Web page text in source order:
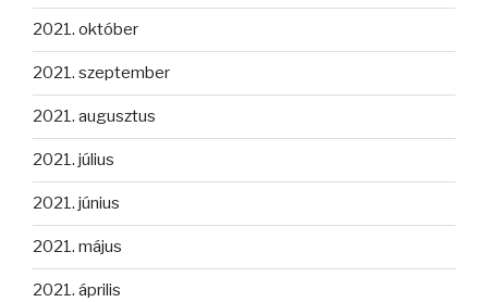
2021. október
2021. szeptember
2021. augusztus
2021. július
2021. június
2021. május
2021. április